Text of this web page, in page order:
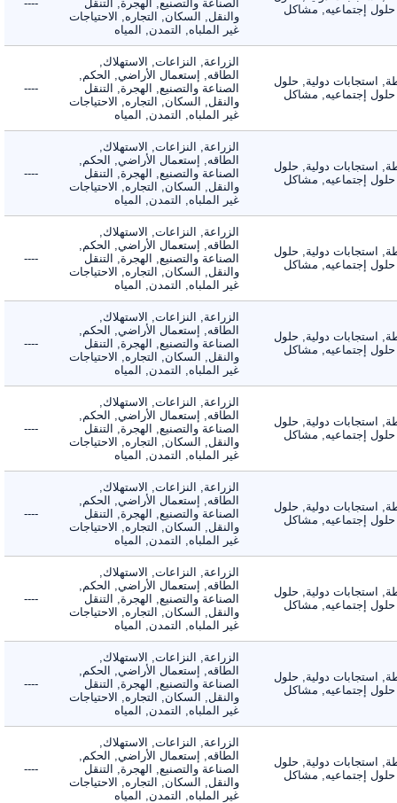
إجتماعيه, مشاكل
الصناعة والتصنيع, الهجرة, التنقل
والنقل, السكان, التجاره, الاحتياجات
غير الملباه, التمدن, المياه
----
استجابات دولية, حلول
إجتماعيه, مشاكل
الزراعة, النزاعات, الاستهلاك,
الطاقه, إستعمال الأراضي, الحكم,
الصناعة والتصنيع, الهجرة, التنقل
والنقل, السكان, التجاره, الاحتياجات
غير الملباه, التمدن, المياه
----
استجابات دولية, حلول
إجتماعيه, مشاكل
الزراعة, النزاعات, الاستهلاك,
الطاقه, إستعمال الأراضي, الحكم,
الصناعة والتصنيع, الهجرة, التنقل
والنقل, السكان, التجاره, الاحتياجات
غير الملباه, التمدن, المياه
----
استجابات دولية, حلول
إجتماعيه, مشاكل
الزراعة, النزاعات, الاستهلاك,
الطاقه, إستعمال الأراضي, الحكم,
الصناعة والتصنيع, الهجرة, التنقل
والنقل, السكان, التجاره, الاحتياجات
غير الملباه, التمدن, المياه
----
استجابات دولية, حلول
إجتماعيه, مشاكل
الزراعة, النزاعات, الاستهلاك,
الطاقه, إستعمال الأراضي, الحكم,
الصناعة والتصنيع, الهجرة, التنقل
والنقل, السكان, التجاره, الاحتياجات
غير الملباه, التمدن, المياه
----
استجابات دولية, حلول
إجتماعيه, مشاكل
الزراعة, النزاعات, الاستهلاك,
الطاقه, إستعمال الأراضي, الحكم,
الصناعة والتصنيع, الهجرة, التنقل
والنقل, السكان, التجاره, الاحتياجات
غير الملباه, التمدن, المياه
----
استجابات دولية, حلول
إجتماعيه, مشاكل
الزراعة, النزاعات, الاستهلاك,
الطاقه, إستعمال الأراضي, الحكم,
الصناعة والتصنيع, الهجرة, التنقل
والنقل, السكان, التجاره, الاحتياجات
غير الملباه, التمدن, المياه
----
استجابات دولية, حلول
إجتماعيه, مشاكل
الزراعة, النزاعات, الاستهلاك,
الطاقه, إستعمال الأراضي, الحكم,
الصناعة والتصنيع, الهجرة, التنقل
والنقل, السكان, التجاره, الاحتياجات
غير الملباه, التمدن, المياه
----
استجابات دولية, حلول
إجتماعيه, مشاكل
الزراعة, النزاعات, الاستهلاك,
الطاقه, إستعمال الأراضي, الحكم,
الصناعة والتصنيع, الهجرة, التنقل
والنقل, السكان, التجاره, الاحتياجات
غير الملباه, التمدن, المياه
----
استجابات دولية, حلول
إجتماعيه, مشاكل
الزراعة, النزاعات, الاستهلاك,
الطاقه, إستعمال الأراضي, الحكم,
الصناعة والتصنيع, الهجرة, التنقل
والنقل, السكان, التجاره, الاحتياجات
غير الملباه, التمدن, المياه
----